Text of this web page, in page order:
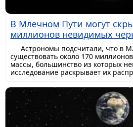
В Млечном Пути могут
миллионов невидимых
Астрономы подсчитали, что в
существовать около 170
массы, большинство из которых
исследование раскрывает их